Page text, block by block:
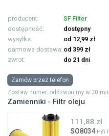
producent:
SF Filter
dostępność:
dostępny
wysyłka:
od 12,99 zł
darmowa dostawa: od 399 zł
zwrot:
do 21 dni
Zamów przez telefon
Zostaw numer, oddzwonimy w 30
Zamienniki - Filtr oleju
111,88 zł
SO8034 Hifi